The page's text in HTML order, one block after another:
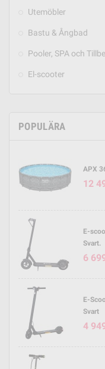
Utemöbler
Bastu & Ångbad
Pooler, SPA och
El-scooter
POPULÄRA
APX
12
E-
Svart.
6
E-
Svart
4